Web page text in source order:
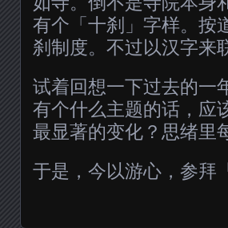
有个「十刹」字样。按
刹制度。不过以汉字来
试着回想一下过去的
有个什么主题的话，应
最显著的变化？思绪里
于是，今以游心，参拜